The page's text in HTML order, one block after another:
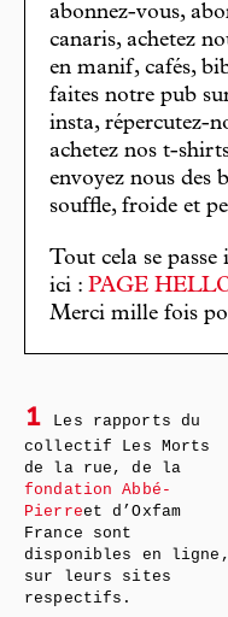
abonnez-vous,
canaris, achetez
en manif, cafés,
faites notre pub
insta, répercutez-
achetez nos t-
envoyez nous des
souffle, froide et
Tout cela se passe
ici : PAGE
Merci mille fois
1
Les rapports du
collectif Les Morts
de la rue, de la
fondation Abbé-
Pierreet d’Oxfam
France sont
disponibles en ligne,
sur leurs sites
respectifs.